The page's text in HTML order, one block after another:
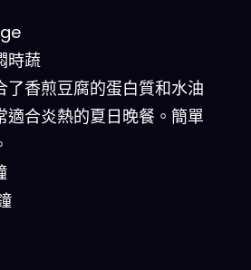
時蔬
了香煎豆腐的蛋白質和水油
適合炎熱的夏日晚餐。簡單